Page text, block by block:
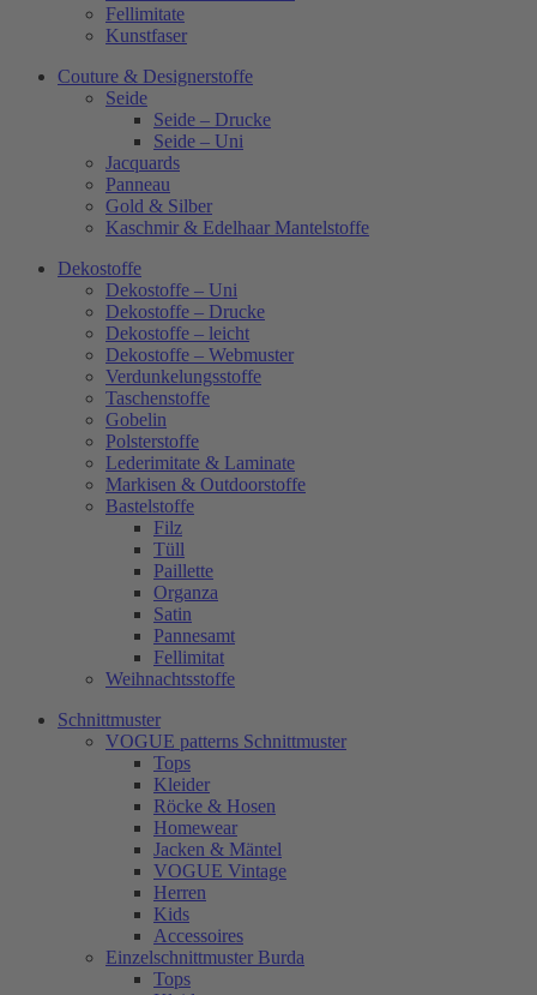
Fellimitate
Kunstfaser
Couture & Designerstoffe
Seide
Seide – Drucke
Seide – Uni
Jacquards
Panneau
Gold & Silber
Kaschmir & Edelhaar Mantelstoffe
Dekostoffe
Dekostoffe – Uni
Dekostoffe – Drucke
Dekostoffe – leicht
Dekostoffe – Webmuster
Verdunkelungsstoffe
Taschenstoffe
Gobelin
Polsterstoffe
Lederimitate & Laminate
Markisen & Outdoorstoffe
Bastelstoffe
Filz
Tüll
Paillette
Organza
Satin
Pannesamt
Fellimitat
Weihnachtsstoffe
Schnittmuster
VOGUE patterns Schnittmuster
Tops
Kleider
Röcke & Hosen
Homewear
Jacken & Mäntel
VOGUE Vintage
Herren
Kids
Accessoires
Einzelschnittmuster Burda
Tops